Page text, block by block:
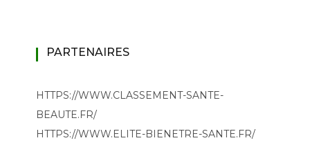
PARTENAIRES
HTTPS://WWW.CLASSEMENT-SANTE-
BEAUTE.FR/
HTTPS://WWW.ELITE-BIENETRE-SANTE.FR/